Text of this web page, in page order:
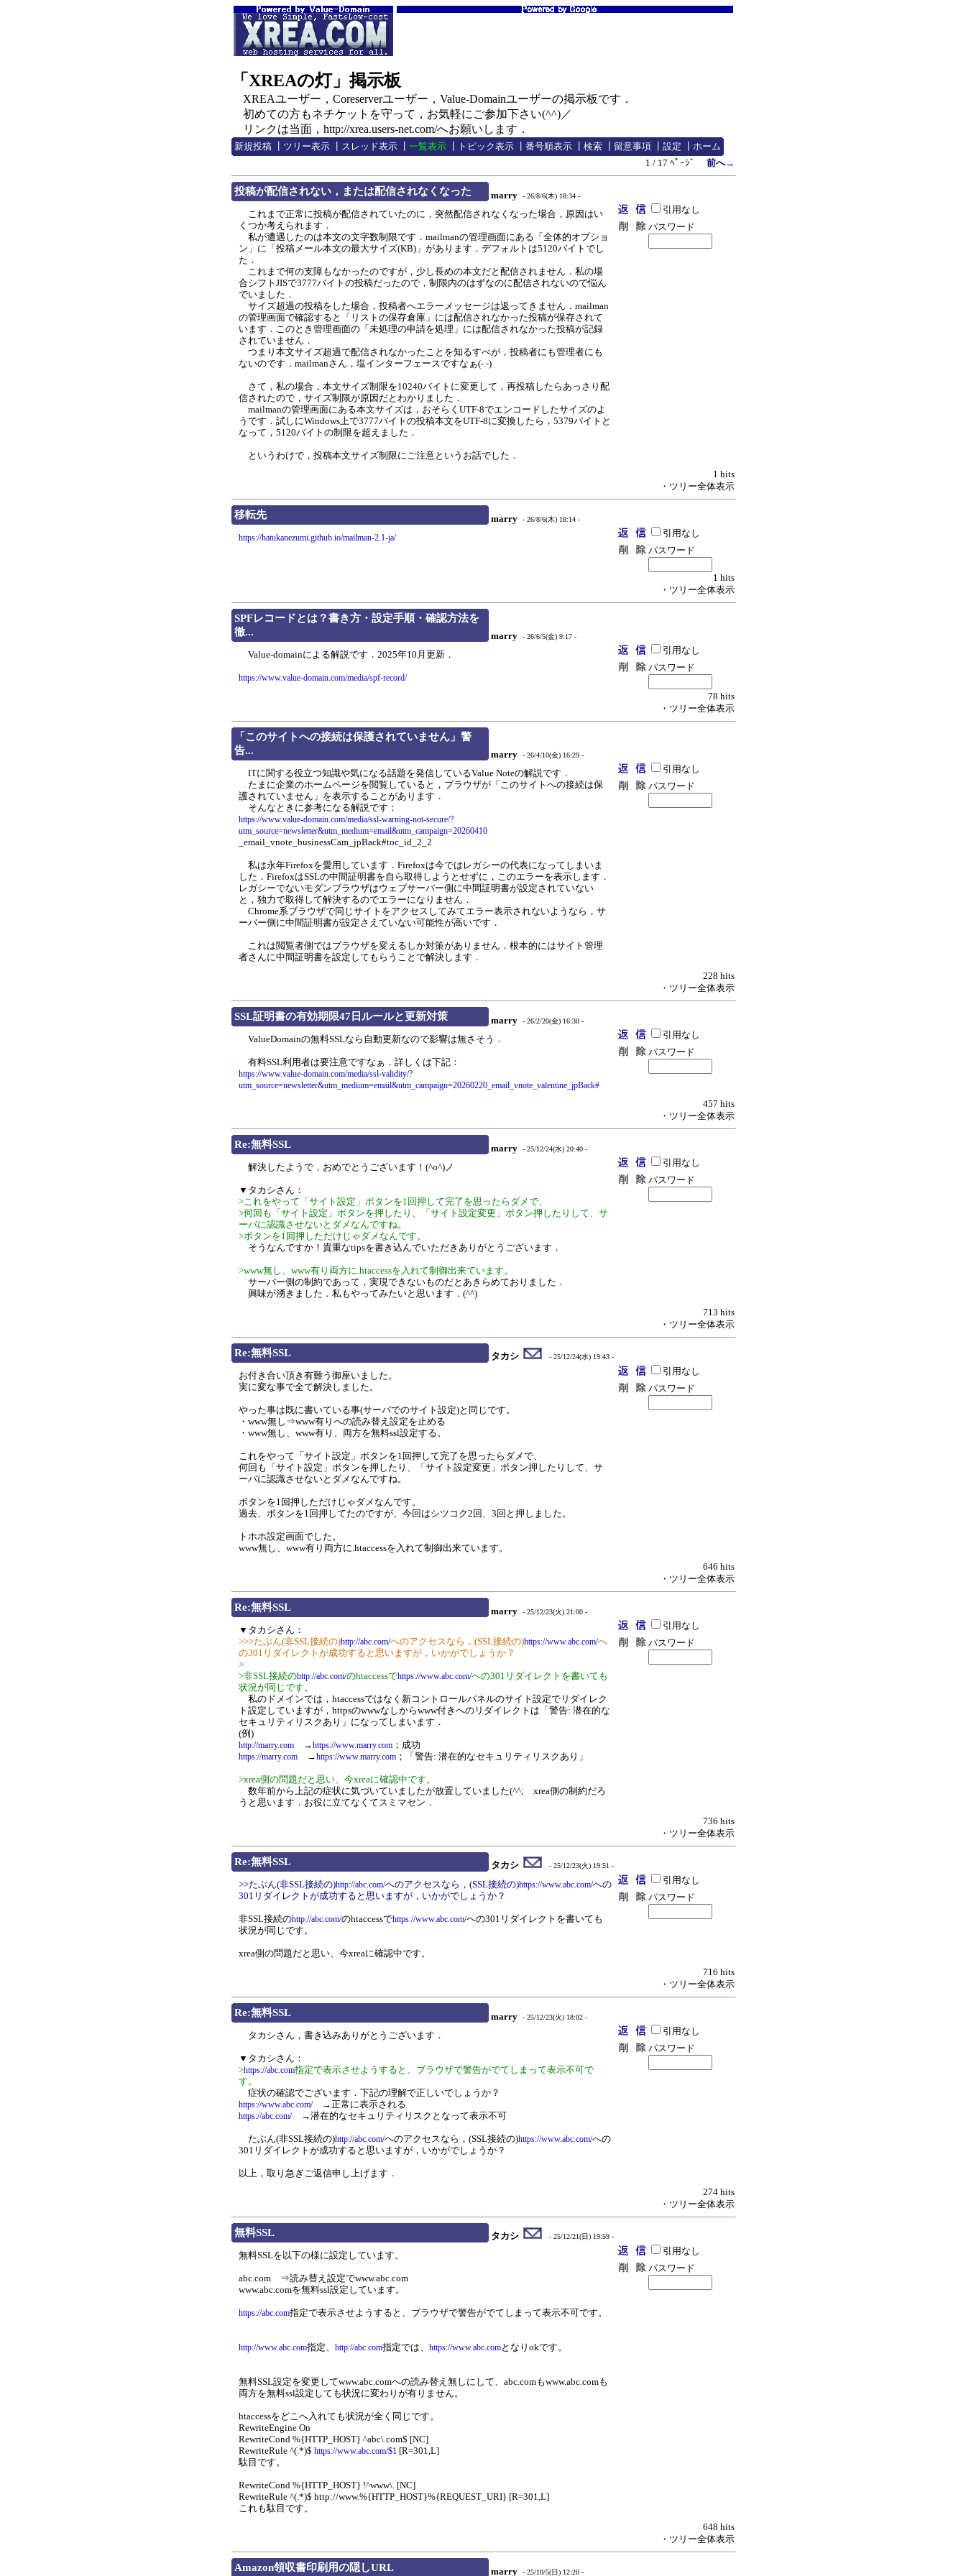
「XREAの灯」掲示板
XREAユーザー，Coreserverユーザー，Value-Domainユーザーの掲示板です．
初めての方もネチケットを守って，お気軽にご参加下さい(^^)／
リンクは当面，http://xrea.users-net.com/へお願いします．
新規投稿 ツリー表示 スレッド表示 一覧表示 トピック表示 番号順表示 検索 留意事項 設定
ホーム
1 / 17 ﾍﾟｰｼﾞ
前へ→
投稿が配信されない，または配信されなくなった marry - 26/8/6(木) 18:34 -
これまで正常に投稿が配信されていたのに，突然配信されなくなった場合，原因はい
くつか考えられます．
私が遭遇したのは本文の文字数制限です．mailmanの管理画面にある「全体的オプショ
ン」に「投稿メール本文の最大サイズ(KB)」があります．デフォルトは5120バイトでし
た．
これまで何の支障もなかったのですが，少し長めの本文だと配信されません．私の場
合シフトJISで3777バイトの投稿だったので，制限内のはずなのに配信されないので悩ん
でいました．
サイズ超過の投稿をした場合，投稿者へエラーメッセージは返ってきません．mailman
の管理画面で確認すると「リストの保存倉庫」には配信されなかった投稿が保存されて
います．このとき管理画面の「未処理の申請を処理」には配信されなかった投稿が記録
されていません．
つまり本文サイズ超過で配信されなかったことを知るすべが，投稿者にも管理者にも
ないのです．mailmanさん，塩インターフェースですなぁ(-.-)
さて，私の場合，本文サイズ制限を10240バイトに変更して，再投稿したらあっさり配
信されたので，サイズ制限が原因だとわかりました．
mailmanの管理画面にある本文サイズは，おそらくUTF-8でエンコードしたサイズのよ
うです．試しにWindows上で3777バイトの投稿本文をUTF-8に変換したら，5379バイトと
なって，5120バイトの制限を超えました．
というわけで，投稿本文サイズ制限にご注意というお話でした．
引用なし
パスワード
1 hits
・ツリー全体表示
移転先 marry - 26/8/6(木) 18:14 -
https://hatukanezumi.github.io/mailman-2.1-ja/
引用なし
パスワード
1 hits
・ツリー全体表示
SPFレコードとは？書き方・設定手順・確認方法を
徹...
marry - 26/6/5(金) 9:17 -
Value-domainによる解説です．2025年10月更新．
https://www.value-domain.com/media/spf-record/
引用なし
パスワード
78 hits
・ツリー全体表示
「このサイトへの接続は保護されていません」警
告...
marry - 26/4/10(金) 16:29 -
ITに関する役立つ知識や気になる話題を発信しているValue Noteの解説です．
たまに企業のホームページを閲覧していると，ブラウザが「このサイトへの接続は保
護されていません」を表示することがあります．
そんなときに参考になる解説です：
https://www.value-domain.com/media/ssl-warning-not-secure/?
utm_source=newsletter&utm_medium=email&utm_campaign=20260410
_email_vnote_businessCam_jpBack#toc_id_2_2
私は永年Firefoxを愛用しています．Firefoxは今ではレガシーの代表になってしまいま
した．FirefoxはSSLの中間証明書を自ら取得しようとせずに，このエラーを表示します．
レガシーでないモダンブラウザはウェブサーバー側に中間証明書が設定されていない
と，独力で取得して解決するのでエラーになりません．
Chrome系ブラウザで同じサイトをアクセスしてみてエラー表示されないようなら，サ
ーバー側に中間証明書が設定さえていない可能性が高いです．
これは閲覧者側ではブラウザを変えるしか対策がありません．根本的にはサイト管理
者さんに中間証明書を設定してもらうことで解決します．
引用なし
パスワード
228 hits
・ツリー全体表示
SSL証明書の有効期限47日ルールと更新対策 marry - 26/2/20(金) 16:30 -
ValueDomainの無料SSLなら自動更新なので影響は無さそう．
有料SSL利用者は要注意ですなぁ．詳しくは下記：
https://www.value-domain.com/media/ssl-validity/?
utm_source=newsletter&utm_medium=email&utm_campaign=20260220_email_vnote_valentine_jpBack#
引用なし
パスワード
457 hits
・ツリー全体表示
Re:無料SSL marry - 25/12/24(水) 20:40 -
解決したようで，おめでとうございます！(^o^)ノ
▼タカシさん：
>これをやって「サイト設定」ボタンを1回押して完了を思ったらダメで、
>何回も「サイト設定」ボタンを押したり、「サイト設定変更」ボタン押したりして、サ
ーバに認識させないとダメなんですね。
>ボタンを1回押しただけじゃダメなんです。
そうなんですか！貴重なtipsを書き込んでいただきありがとうございます．
>www無し、www有り両方に.htaccessを入れて制御出来ています。
サーバー側の制約であって，実現できないものだとあきらめておりました．
興味が湧きました．私もやってみたいと思います．(^^)
引用なし
パスワード
713 hits
・ツリー全体表示
Re:無料SSL タカシ - 25/12/24(水) 19:43 -
お付き合い頂き有難う御座いました。
実に変な事で全て解決しました。
やった事は既に書いている事(サーバでのサイト設定)と同じです。
・www無し⇒www有りへの読み替え設定を止める
・www無し、www有り、両方を無料ssl設定する。
これをやって「サイト設定」ボタンを1回押して完了を思ったらダメで、
何回も「サイト設定」ボタンを押したり、「サイト設定変更」ボタン押したりして、サ
ーバに認識させないとダメなんですね。
ボタンを1回押しただけじゃダメなんです。
過去、ボタンを1回押してたのですが、今回はシツコク2回、3回と押しました。
トホホ設定画面でした。
www無し、www有り両方に.htaccessを入れて制御出来ています。
引用なし
パスワード
646 hits
・ツリー全体表示
Re:無料SSL marry - 25/12/23(火) 21:00 -
▼タカシさん：
>>>たぶん(非SSL接続の)http://abc.com/へのアクセスなら，(SSL接続の)https://www.abc.com/へ
の301リダイレクトが成功すると思いますが，いかがでしょうか？
>
>非SSL接続のhttp://abc.com/のhtaccessでhttps://www.abc.com/への301リダイレクトを書いても
状況が同じです。
私のドメインでは，htaccessではなく新コントロールパネルのサイト設定でリダイレク
ト設定していますが，httpsのwwwなしからwww付きへのリダイレクトは「警告: 潜在的な
セキュリティリスクあり」になってしまいます．
(例)
http://marry.com →https://www.marry.com ；成功
https://marry.com →https://www.marry.com ；「警告: 潜在的なセキュリティリスクあり」
>xrea側の問題だと思い、今xreaに確認中です。
数年前から上記の症状に気づいていましたが放置していました(^^; xrea側の制約だろ
うと思います．お役に立てなくてスミマセン．
引用なし
パスワード
736 hits
・ツリー全体表示
Re:無料SSL タカシ - 25/12/23(火) 19:51 -
>>たぶん(非SSL接続の)http://abc.com/へのアクセスなら，(SSL接続の)https://www.abc.com/への
301リダイレクトが成功すると思いますが，いかがでしょうか？
非SSL接続のhttp://abc.com/のhtaccessでhttps://www.abc.com/への301リダイレクトを書いても
状況が同じです。
xrea側の問題だと思い、今xreaに確認中です。
引用なし
パスワード
716 hits
・ツリー全体表示
Re:無料SSL marry - 25/12/23(火) 18:02 -
タカシさん，書き込みありがとうございます．
▼タカシさん：
>https://abc.com指定で表示させようすると、ブラウザで警告がでてしまって表示不可で
す。
症状の確認でございます．下記の理解で正しいでしょうか？
https://www.abc.com/→正常に表示される
https://abc.com/→潜在的なセキュリティリスクとなって表示不可
たぶん(非SSL接続の)http://abc.com/へのアクセスなら，(SSL接続の)https://www.abc.com/への
301リダイレクトが成功すると思いますが，いかがでしょうか？
以上，取り急ぎご返信申し上げます．
引用なし
パスワード
274 hits
・ツリー全体表示
無料SSL タカシ - 25/12/21(日) 19:59 -
無料SSLを以下の様に設定しています。
abc.com ⇒読み替え設定でwww.abc.com
www.abc.comを無料ssl設定しています。
https://abc.com指定で表示させようすると、ブラウザで警告がでてしまって表示不可です。
http://www.abc.com指定、 http://abc.com指定では、 https://www.abc.comとなりokです。
無料SSL設定を変更してwww.abc.comへの読み替え無しにして、abc.comもwww.abc.comも
両方を無料ssl設定しても状況に変わりが有りません。
htaccessをどこへ入れても状況が全く同じです。
RewriteEngine On
RewriteCond %{HTTP_HOST} ^abc\.com$ [NC]
RewriteRule ^(.*)$ https://www.abc.com/$1 [R=301,L]
駄目です。
RewriteCond %{HTTP_HOST} !^www\. [NC]
RewriteRule ^(.*)$ http://www.%{HTTP_HOST}%{REQUEST_URI} [R=301,L]
これも駄目です。
引用なし
パスワード
648 hits
・ツリー全体表示
Amazon領収書印刷用の隠しURL marry - 25/10/5(日) 12:20 -